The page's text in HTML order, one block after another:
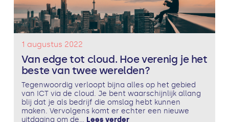
1 augustus 2022
Van edge tot cloud. Hoe verenig je het
beste van twee werelden?
Tegenwoordig verloopt bijna alles op het gebied
van ICT via de cloud. Je bent waarschijnlijk allang
blij dat je als bedrijf die omslag hebt kunnen
maken. Vervolgens komt er echter een nieuwe
uitdaging om de... Lees verder